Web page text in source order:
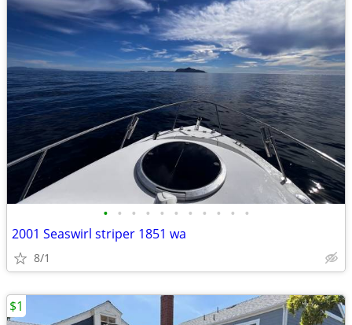
• • • • • • • • • • •
2001 Seaswirl striper 1851 wa
8/1
$1